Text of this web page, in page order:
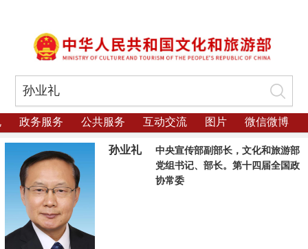
政务服务 公共服务 互动交流 图片 微信微博
孙业礼
中央宣传部副部长，文化和旅游部
党组书记、部长。第十四届全国政
协常委